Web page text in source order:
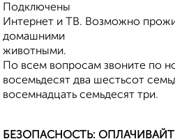
Подключены
Интернет и ТВ. Возможно
домашними
животными.
По всем вопросам звоните по
восемьдесят два шестьсот
восемнадцать семьдесят три.
БЕЗОПАСНОСТЬ: